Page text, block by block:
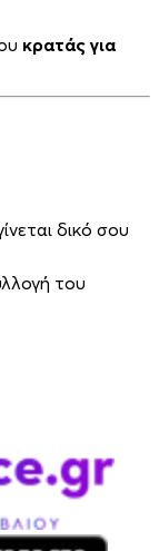
κρατάς για
δικό σου
του